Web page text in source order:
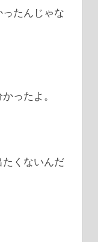
たんじゃな
ったよ。
くないんだ